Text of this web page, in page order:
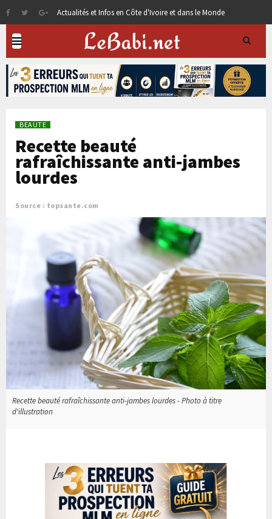
Actualités et Infos en Côte d'Ivoire et dans le Monde
BEAUTE
Recette beauté
rafraîchissante anti-jambes
lourdes
Source : topsante.com
Recette beauté rafraîchissante anti-jambes lourdes - Photo à titre
d'illustration